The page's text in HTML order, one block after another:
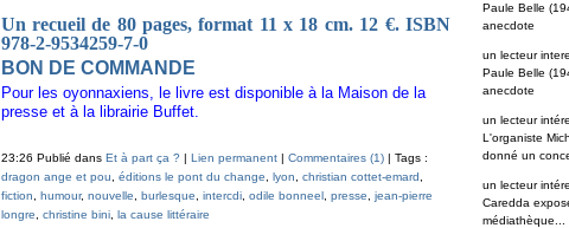
Paule Belle
anecdote
un lecteur
Paule Belle
anecdote
un lecteur
L'organiste
donné un
un lecteur
Caredda
médiathèque...
Un recueil de 80 pages, format 11 x 18 cm. 12 €. ISBN
978-2-9534259-7-0
BON DE COMMANDE
Pour les oyonnaxiens, le livre est disponible à la Maison de la
presse et à la librairie Buffet.
23:26 Publié dans Et à part ça ? | Lien permanent| Commentaires (1)| Tags :
dragon ange et pou
éditions le pont du change lyon christian cottet-emard
fiction
humour, nouvelle burlesque intercdi, odile bonneel, presse
jean-pierre
longre
christine bini, la cause littéraire